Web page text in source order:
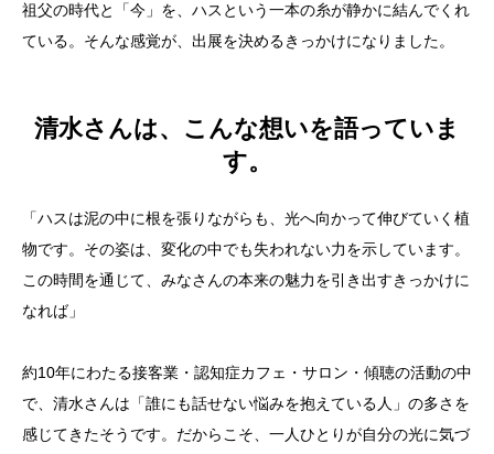
祖父の時代と「今」を、ハスという一本の糸が静かに結んでくれ
ている。そんな感覚が、出展を決めるきっかけになりました。
清水さんは、こんな想いを語っていま
す。
「ハスは泥の中に根を張りながらも、光へ向かって伸びていく植
物です。その姿は、変化の中でも失われない力を示しています。
この時間を通じて、みなさんの本来の魅力を引き出すきっかけに
なれば」
約10年にわたる接客業・認知症カフェ・サロン・傾聴の活動の中
で、清水さんは「誰にも話せない悩みを抱えている人」の多さを
感じてきたそうです。だからこそ、一人ひとりが自分の光に気づ